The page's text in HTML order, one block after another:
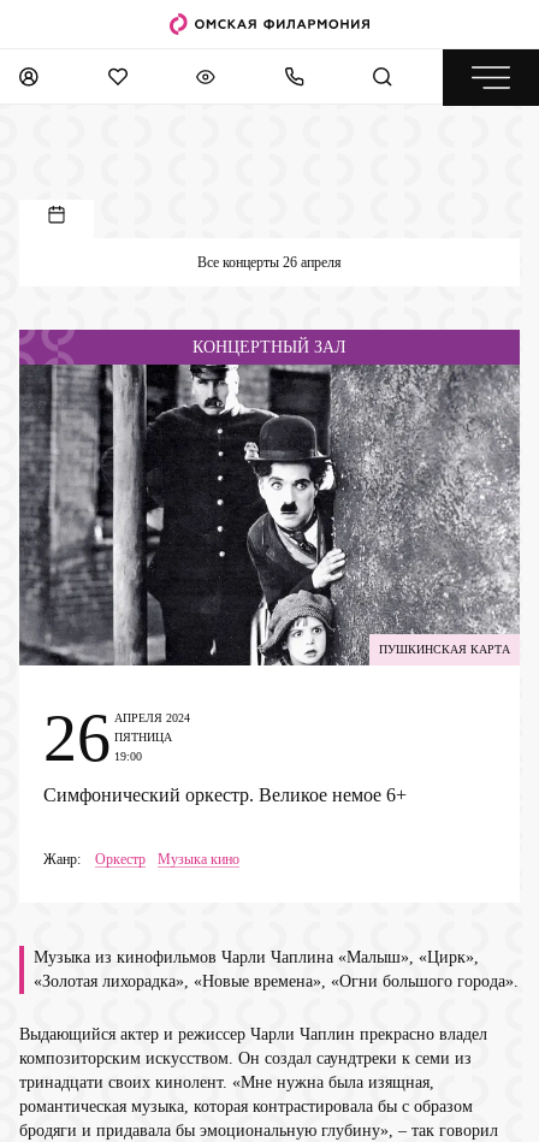
Все концерты 26 апреля
КОНЦЕРТНЫЙ ЗАЛ
ПУШКИНСКАЯ КАРТА
Симфонический оркестр. Великое немое 6+
Жанр: Оркестр Музыка кино
26 АПРЕЛЯ 2024
ПЯТНИЦА
19:00
Музыка из кинофильмов Чарли Чаплина «Малыш», «Цирк»,
«Золотая лихорадка», «Новые времена», «Огни большого города».
Выдающийся актер и режиссер Чарли Чаплин прекрасно владел
композиторским искусством. Он создал саундтреки к семи из
тринадцати своих кинолент. «Мне нужна была изящная,
романтическая музыка, которая контрастировала бы с образом
бродяги и придавала бы эмоциональную глубину», – так говорил